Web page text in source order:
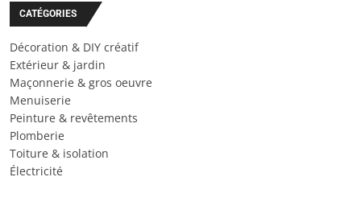
CATÉGORIES
Décoration & DIY créatif
Extérieur & jardin
Maçonnerie & gros oeuvre
Menuiserie
Peinture & revêtements
Plomberie
Toiture & isolation
Électricité